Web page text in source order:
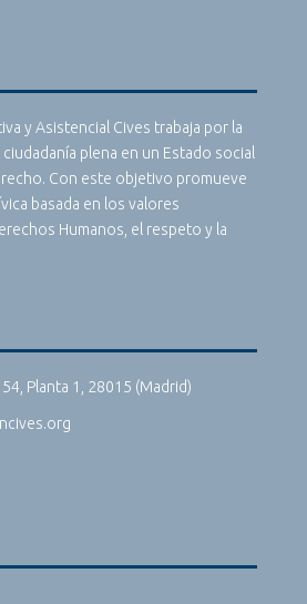
y Asistencial Cives trabaja por la
plena en un Estado social
Con este objetivo promueve
basada en los valores
Humanos, el respeto y la
Planta 1, 28015 (Madrid)